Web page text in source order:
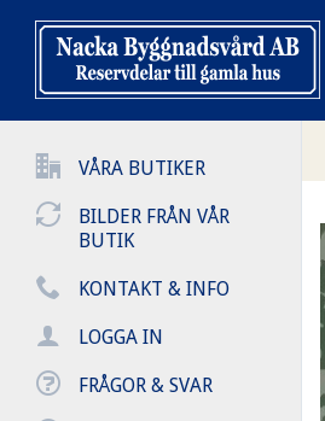
VÅRA BUTIKER
BILDER FRÅN VÅR
BUTIK
KONTAKT & INFO
LOGGA IN
FRÅGOR & SVAR